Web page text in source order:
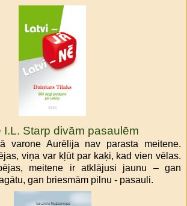
Starp divām pasaulēm
varone Aurēlija nav parasta meitene.
viņa var kļūt par kaķi, kad vien vēlas.
meitene ir atklājusi jaunu – gan
gan briesmām pilnu - pasauli.